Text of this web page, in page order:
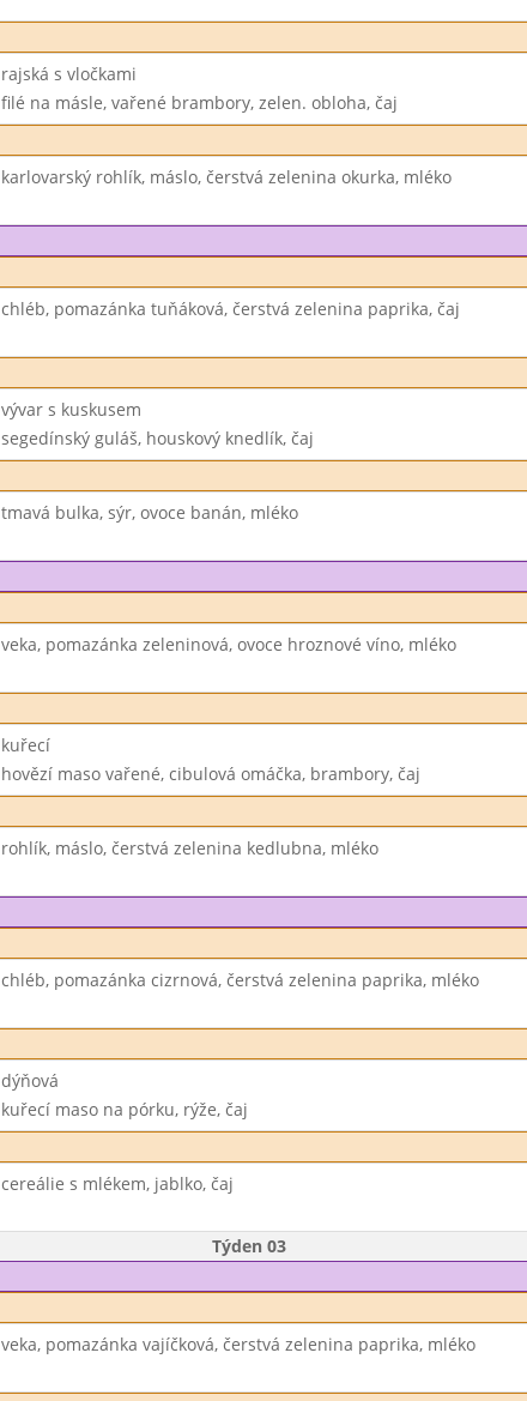
rajská s vločkami
filé na másle, vařené brambory, zelen. obloha, čaj
karlovarský rohlík, máslo, čerstvá zelenina okurka, mléko
chléb, pomazánka tuňáková, čerstvá zelenina paprika, čaj
vývar s kuskusem
segedínský guláš, houskový knedlík, čaj
tmavá bulka, sýr, ovoce banán, mléko
veka, pomazánka zeleninová, ovoce hroznové víno, mléko
kuřecí
hovězí maso vařené, cibulová omáčka, brambory, čaj
rohlík, máslo, čerstvá zelenina kedlubna, mléko
chléb, pomazánka cizrnová, čerstvá zelenina paprika, mléko
dýňová
kuřecí maso na pórku, rýže, čaj
cereálie s mlékem, jablko, čaj
Týden 03
veka, pomazánka vajíčková, čerstvá zelenina paprika, mléko